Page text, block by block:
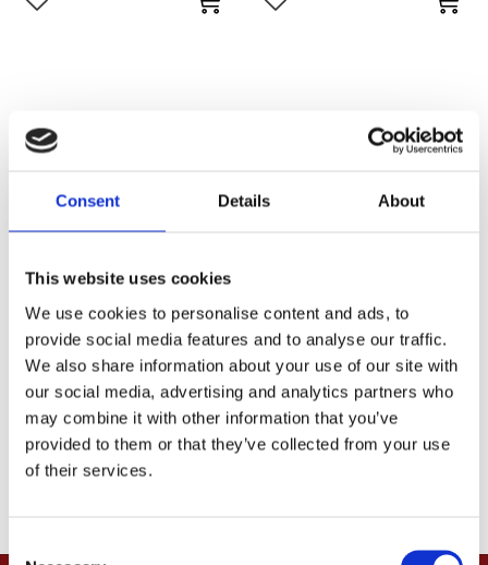
Consent Details About
This website uses cookies
We use cookies to personalise content and ads, to
provide social media features and to analyse our traffic.
We also share information about your use of our site with
our social media, advertising and analytics partners who
may combine it with other information that you’ve
provided to them or that they’ve collected from your use
of their services.
Lägg till i favoriter Lägg till i favoriter
Croldino, Hand Cleaning
Cream. Tube 100cc
MH598085
65KR
Lägg till i favoriter